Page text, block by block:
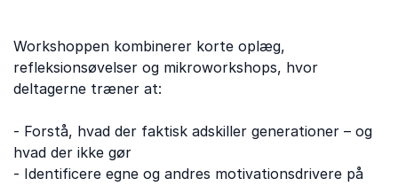
Workshoppen kombinerer korte oplæg,
refleksionsøvelser og mikroworkshops, hvor
deltagerne træner at:
- Forstå, hvad der faktisk adskiller generationer – og
hvad der ikke gør
- Identificere egne og andres motivationsdrivere på